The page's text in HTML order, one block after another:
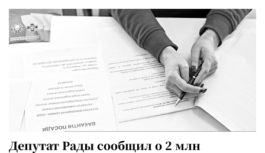
Депутат Рады сообщил о 2 млн